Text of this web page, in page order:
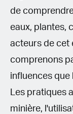
de
eaux, plantes,
acteurs de cet
comprenons
influences que
Les pratiques
minière,